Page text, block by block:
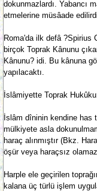
dokunmazlardı. Yabancı
etmelerine müsâade
Roma'da ilk defâ ?Spirius
birçok Toprak Kânunu
Kânunu? idi. Bu kânuna
yapılacaktı.
İslâmiyette Toprak
İslâm dîninin kendine has
mülkiyete asla
haraç alınmıştır (Bkz.
öşür veya haraçsız
Harple ele geçirilen
kalana üç türlü işlem